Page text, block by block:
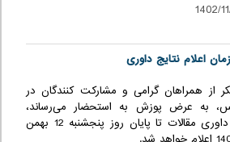
اعلام نتایج داوری
از همراهان گرامی و مشارکت کنندگان در
به عرض پوزش به استحضار می‌رساند،
نتایج داوری مقالات تا پایان روز پنجشنبه 12 بهمن